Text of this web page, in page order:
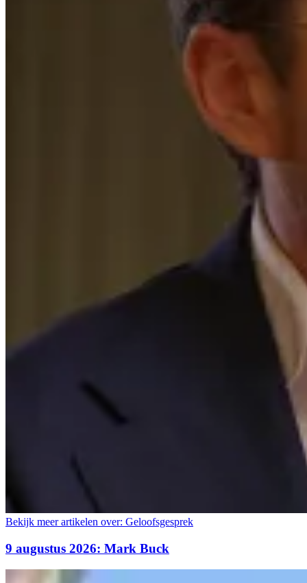
Bekijk meer artikelen over: Geloofsgesprek
9 augustus 2026: Mark Buck